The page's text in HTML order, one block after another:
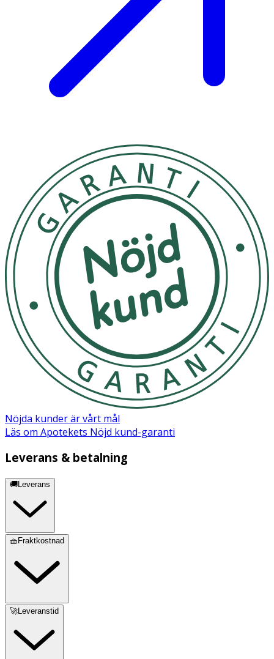
Nöjda kunder är vårt mål
Läs om Apotekets Nöjd kund-garanti
Leverans & betalning
🚚Leverans
🧺Fraktkostnad
🚀Leveranstid